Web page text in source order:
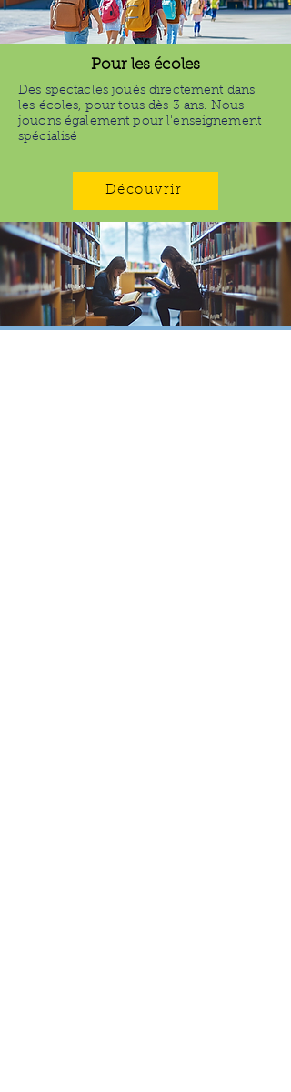
Pour les écoles
Des spectacles joués directement dans
les écoles, pour tous dès 3 ans. Nous
jouons également pour l'enseignement
spécialisé
Découvrir